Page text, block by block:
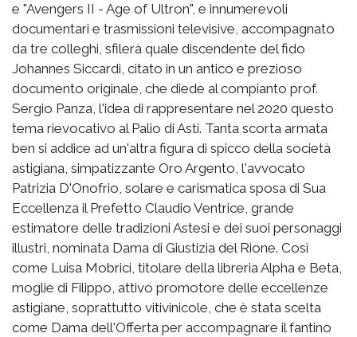
e "Avengers II - Age of Ultron", e innumerevoli
documentari e trasmissioni televisive, accompagnato
da tre colleghi, sfilerà quale discendente del fido
Johannes Siccardi, citato in un antico e prezioso
documento originale, che diede al compianto prof.
Sergio Panza, l'idea di rappresentare nel 2020 questo
tema rievocativo al Palio di Asti. Tanta scorta armata
ben si addice ad un'altra figura di spicco della società
astigiana, simpatizzante Oro Argento, l'avvocato
Patrizia D'Onofrio, solare e carismatica sposa di Sua
Eccellenza il Prefetto Claudio Ventrice, grande
estimatore delle tradizioni Astesi e dei suoi personaggi
illustri, nominata Dama di Giustizia del Rione. Così
come Luisa Mobrici, titolare della libreria Alpha e Beta,
moglie di Filippo, attivo promotore delle eccellenze
astigiane, soprattutto vitivinicole, che è stata scelta
come Dama dell'Offerta per accompagnare il fantino